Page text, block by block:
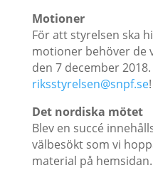
Motioner
För att styrelsen ska
motioner behöver de
den 7 december
riksstyrelsen@snpf.se!
Det nordiska mötet
Blev en succé
välbesökt som vi
material på